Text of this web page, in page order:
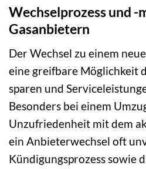
Wechselprozess und -
Gasanbietern
Der Wechsel zu einem
eine greifbare Möglichkeit
sparen und
Besonders bei einem
Unzufriedenheit mit dem
ein Anbieterwechsel oft
Kündigungsprozess sowie